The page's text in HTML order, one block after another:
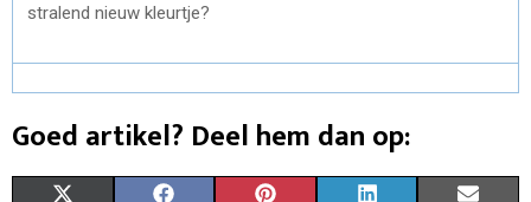
stralend nieuw kleurtje?
Goed artikel? Deel hem dan op: